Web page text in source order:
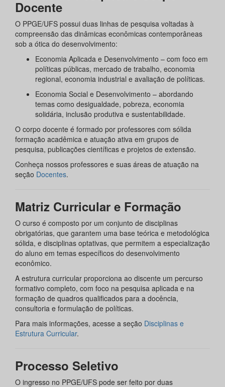
Docente
O PPGE/UFS possui duas linhas de pesquisa voltadas à
compreensão das dinâmicas econômicas contemporâneas
sob a ótica do desenvolvimento:
Economia Aplicada e Desenvolvimento – com foco em
políticas públicas, mercado de trabalho, economia
regional, economia industrial e avaliação de políticas.
Economia Social e Desenvolvimento – abordando
temas como desigualdade, pobreza, economia
solidária, inclusão produtiva e sustentabilidade.
O corpo docente é formado por professores com sólida
formação acadêmica e atuação ativa em grupos de
pesquisa, publicações científicas e projetos de extensão.
Conheça nossos professores e suas áreas de atuação na
seção Docentes.
Matriz Curricular e Formação
O curso é composto por um conjunto de disciplinas
obrigatórias, que garantem uma base teórica e metodológica
sólida, e disciplinas optativas, que permitem a especialização
do aluno em temas específicos do desenvolvimento
econômico.
A estrutura curricular proporciona ao discente um percurso
formativo completo, com foco na pesquisa aplicada e na
formação de quadros qualificados para a docência,
consultoria e formulação de políticas.
Para mais informações, acesse a seção Disciplinas e
Estrutura Curricular.
Processo Seletivo
O ingresso no PPGE/UFS pode ser feito por duas